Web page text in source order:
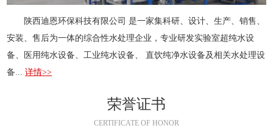
陕西迪恩环保科技有限公司 是一家集科研、设计、生产、销售、
安装、售后为一体的综合性水处理企业，专业研发实验室超纯水设
备、医用纯水设备、工业纯水设备、 直饮纯净水设备及相关水处理设
备...详情>>
荣誉证书
CERTIFICATE OF HONOR